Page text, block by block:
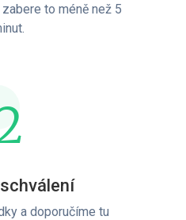
to méně než 5
a doporučíme tu